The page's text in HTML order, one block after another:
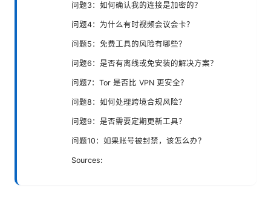
问题3：如何确认我的连接是加密的？
问题4：为什么有时视频会议会卡？
问题5：免费工具的风险有哪些？
问题6：是否有离线或免安装的解决方案？
问题7：Tor 是否比 VPN 更安全？
问题8：如何处理跨境合规风险？
问题9：是否需要定期更新工具？
问题10：如果账号被封禁，该怎么办？
Sources: